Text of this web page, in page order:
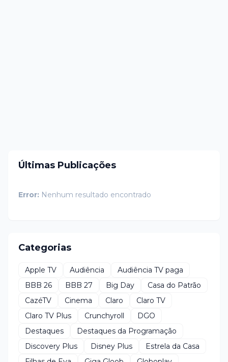
Últimas Publicações
Error: Nenhum resultado encontrado
Categorias
Apple TV Audiência
Audiência TV paga
BBB 26
BBB 27 Big Day
Casa do Patrão
CazéTV
Cinema Claro
Claro TV
Claro TV Plus
Crunchyroll
DGO
Destaques
Destaques da Programação
Discovery Plus
Disney Plus
Estrela da Casa